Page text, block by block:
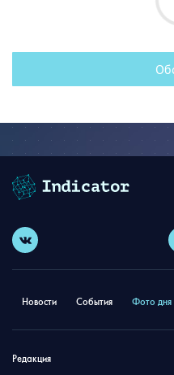
Новости События Фото дня
Редакция